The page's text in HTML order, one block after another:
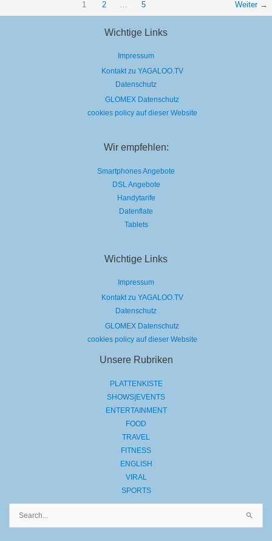
1 2 … 5 Weiter →
Wichtige Links
Impressum
Kontakt zu YAGALOO.TV
Datenschutz
GLOMEX Datenschutz
cookies policy auf dieser Website
Wir empfehlen:
Smartphones Angebote
DSL Angebote
Handytarife
Datenflate
Tablets
Wichtige Links
Impressum
Kontakt zu YAGALOO.TV
Datenschutz
GLOMEX Datenschutz
cookies policy auf dieser Website
Unsere Rubriken
PLATTENKISTE
SHOWS|EVENTS
ENTERTAINMENT
FOOD
TRAVEL
FITNESS
ENGLISH
VIRAL
SPORTS